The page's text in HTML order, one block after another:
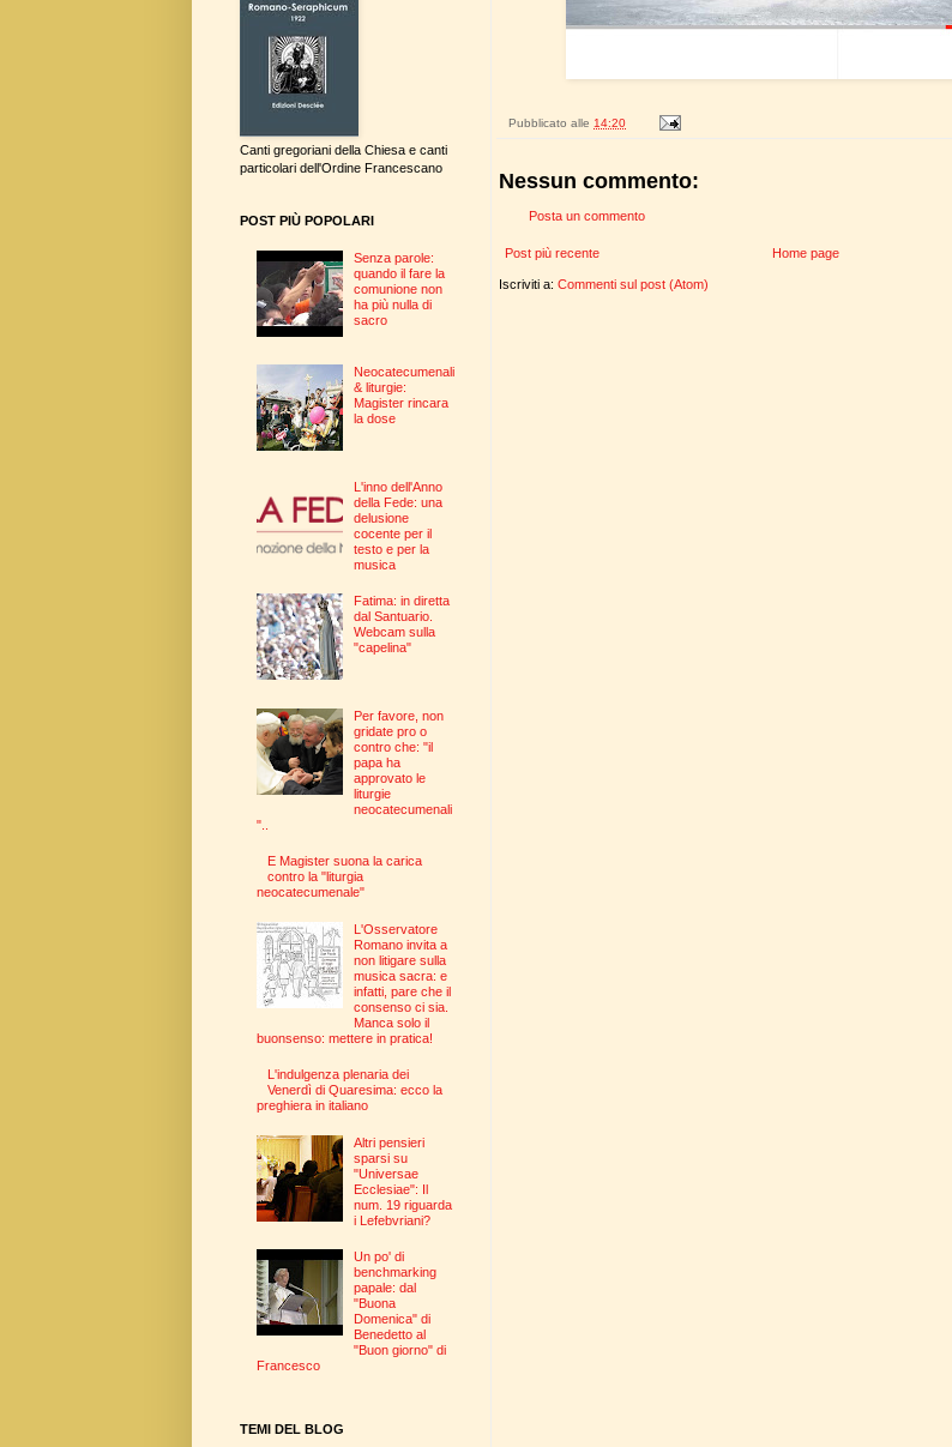
Pubblicato alle 14:20
Nessun commento:
Posta un commento
Post più recente Home page
Iscriviti a: Commenti sul post (Atom)
Canti gregoriani della Chiesa e canti
particolari dell'Ordine Francescano
POST PIÙ POPOLARI
Senza parole:
quando il fare la
comunione non
ha più nulla di
sacro
Neocatecumenali
& liturgie:
Magister rincara
la dose
L'inno dell'Anno
della Fede: una
delusione
cocente per il
testo e per la
musica
Fatima: in diretta
dal Santuario.
Webcam sulla
"capelina"
Per favore, non
gridate pro o
contro che: "il
papa ha
approvato le
liturgie
neocatecumenali
"..
E Magister suona la carica
contro la "liturgia
neocatecumenale"
L'Osservatore
Romano invita a
non litigare sulla
musica sacra: e
infatti, pare che il
consenso ci sia.
Manca solo il
buonsenso: mettere in pratica!
L'indulgenza plenaria dei
Venerdì di Quaresima: ecco la
preghiera in italiano
Altri pensieri
sparsi su
"Universae
Ecclesiae": Il
num. 19 riguarda
i Lefebvriani?
Un po' di
benchmarking
papale: dal
"Buona
Domenica" di
Benedetto al
"Buon giorno" di
Francesco
TEMI DEL BLOG